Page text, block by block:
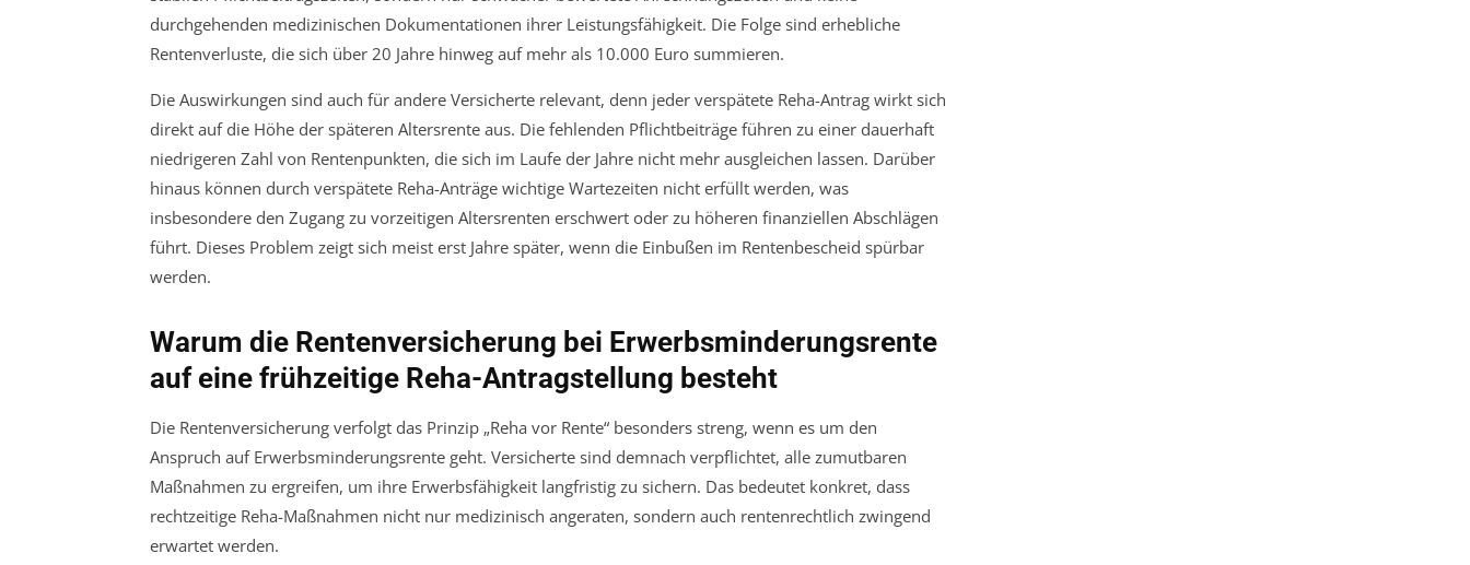
durchgehenden medizinischen Dokumentationen ihrer Leistungsfähigkeit. Die Folge sind erhebliche
Rentenverluste, die sich über 20 Jahre hinweg auf mehr als 10.000 Euro summieren.
Die Auswirkungen sind auch für andere Versicherte relevant, denn jeder verspätete Reha-Antrag wirkt sich
direkt auf die Höhe der späteren Altersrente aus. Die fehlenden Pflichtbeiträge führen zu einer dauerhaft
niedrigeren Zahl von Rentenpunkten, die sich im Laufe der Jahre nicht mehr ausgleichen lassen. Darüber
hinaus können durch verspätete Reha-Anträge wichtige Wartezeiten nicht erfüllt werden, was
insbesondere den Zugang zu vorzeitigen Altersrenten erschwert oder zu höheren finanziellen Abschlägen
führt. Dieses Problem zeigt sich meist erst Jahre später, wenn die Einbußen im Rentenbescheid spürbar
werden.
Warum die Rentenversicherung bei Erwerbsminderungsrente
auf eine frühzeitige Reha-Antragstellung besteht
Die Rentenversicherung verfolgt das Prinzip „Reha vor Rente“ besonders streng, wenn es um den
Anspruch auf Erwerbsminderungsrente geht. Versicherte sind demnach verpflichtet, alle zumutbaren
Maßnahmen zu ergreifen, um ihre Erwerbsfähigkeit langfristig zu sichern. Das bedeutet konkret, dass
rechtzeitige Reha-Maßnahmen nicht nur medizinisch angeraten, sondern auch rentenrechtlich zwingend
erwartet werden.